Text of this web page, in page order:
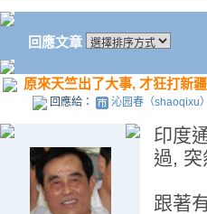
回應文章
原來天竺出了大事, 才狂打新
回應給： 沁园春（shaoqixu）
印度
過,
跟著